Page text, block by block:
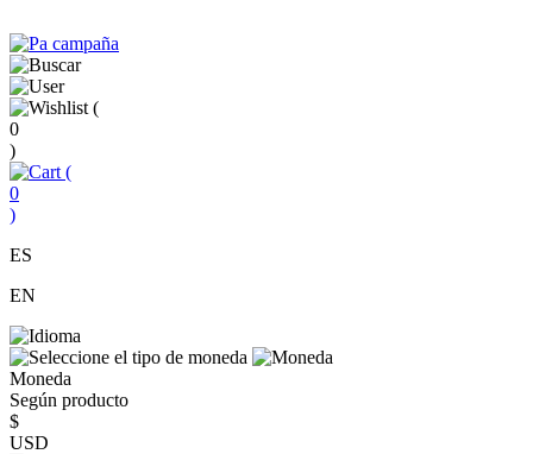
(
0
)
(
0
)
ES
EN
Moneda
Según producto
$
USD